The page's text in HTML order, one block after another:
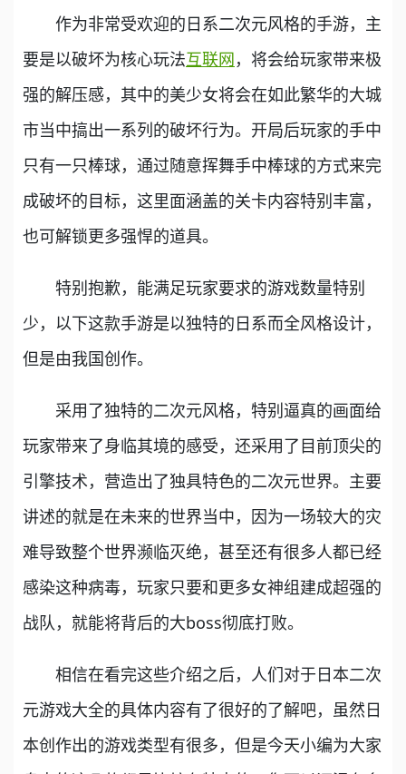
作为非常受欢迎的日系二次元风格的手游，主
要是以破坏为核心玩法互联网，将会给玩家带来极
强的解压感，其中的美少女将会在如此繁华的大城
市当中搞出一系列的破坏行为。开局后玩家的手中
只有一只棒球，通过随意挥舞手中棒球的方式来完
成破坏的目标，这里面涵盖的关卡内容特别丰富，
也可解锁更多强悍的道具。
特别抱歉，能满足玩家要求的游戏数量特别
少，以下这款手游是以独特的日系而全风格设计，
但是由我国创作。
采用了独特的二次元风格，特别逼真的画面给
玩家带来了身临其境的感受，还采用了目前顶尖的
引擎技术，营造出了独具特色的二次元世界。主要
讲述的就是在未来的世界当中，因为一场较大的灾
难导致整个世界濒临灭绝，甚至还有很多人都已经
感染这种病毒，玩家只要和更多女神组建成超强的
战队，就能将背后的大boss彻底打败。
相信在看完这些介绍之后，人们对于日本二次
元游戏大全的具体内容有了很好的了解吧，虽然日
本创作出的游戏类型有很多，但是今天小编为大家